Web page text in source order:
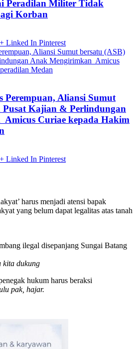
Peradilan Militer Tidak
Korban
Linked In Pinterest
Perempuan, Aliansi Sumut
Pusat Kajian & Perlindungan
Curiae kepada Hakim
Linked In Pinterest
harus menjadi atensi bapak
yang belum dapat legalitas atas tanah
ilegal disepanjang Sungai Batang
kita dukung
hukum harus beraksi
pak, hajar.